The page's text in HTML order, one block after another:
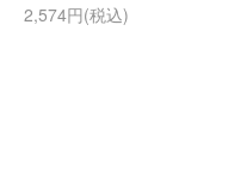
2,574円(税込)